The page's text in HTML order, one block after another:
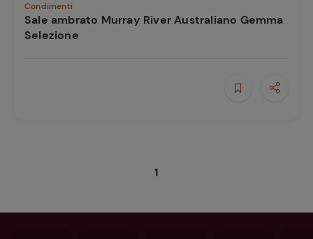
Condimenti
Sale ambrato Murray River Australiano Gemma
Selezione
1